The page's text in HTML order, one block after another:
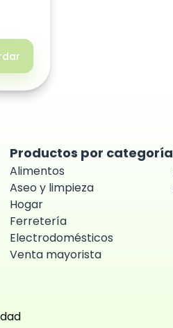
Productos por categoría
Alimentos
Aseo y limpieza
Hogar
Ferretería
Electrodomésticos
Venta mayorista